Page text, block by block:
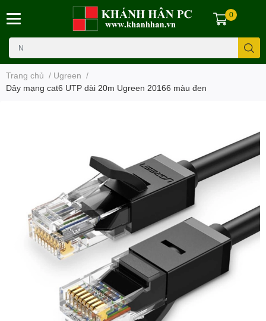
0
Trang chủ / Ugreen /
Dây mạng cat6 UTP dài 20m Ugreen 20166 màu đen